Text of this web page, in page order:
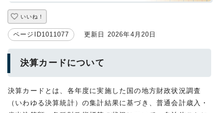
いいね！
ページID1011077 更新日 2026年4月20日
決算カードについて
決算カードとは、各年度に実施した国の地方財政状況調査
（いわゆる決算統計）の集計結果に基づき、普通会計歳入・